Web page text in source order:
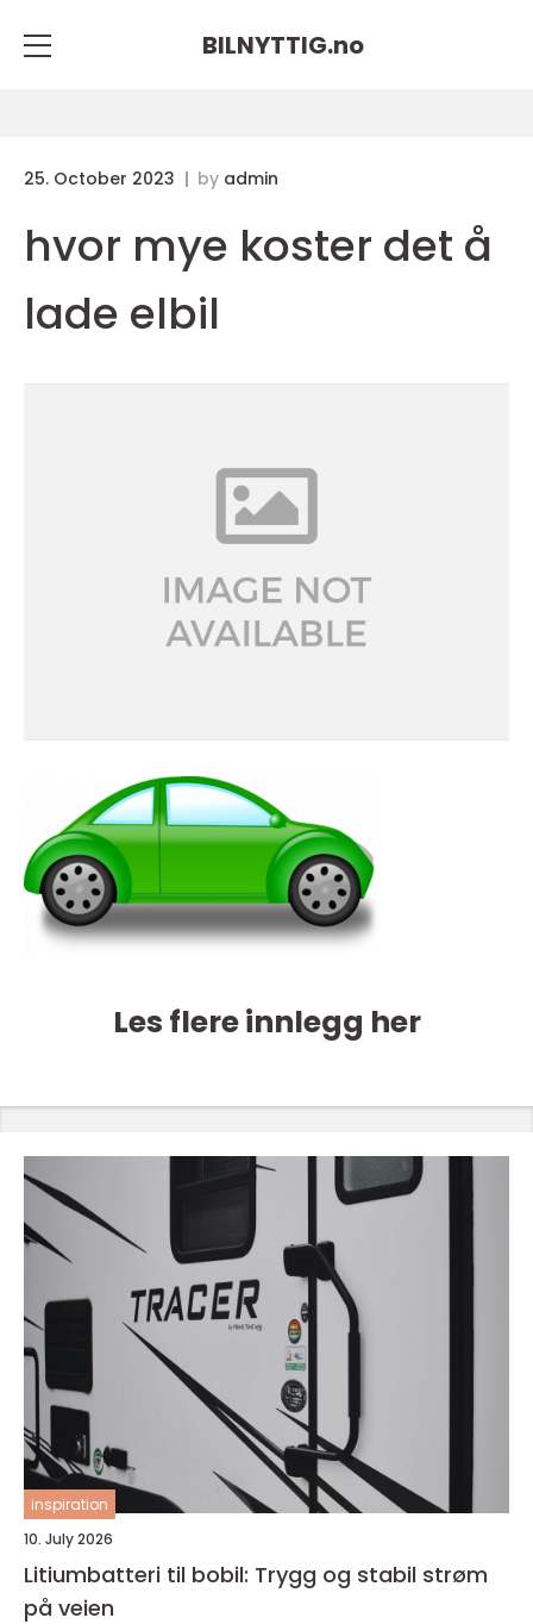
BILNYTTIG.no
25. October 2023 by admin
hvor mye koster det å
lade elbil
Les flere innlegg her
inspiration
10. July 2026
Litiumbatteri til bobil: Trygg og stabil strøm
på veien